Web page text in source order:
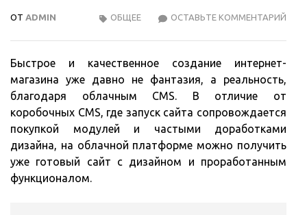
ОТ ADMIN ОСТАВЬТЕ КОММЕНТАРИЙ
ОБЩЕЕ
Быстрое и качественное создание интернет-
магазина уже давно не фантазия, а реальность,
благодаря облачным CMS. В отличие от
коробочных CMS, где запуск сайта сопровождается
покупкой модулей и частыми доработками
дизайна, на облачной платформе можно получить
уже готовый сайт с дизайном и проработанным
функционалом.